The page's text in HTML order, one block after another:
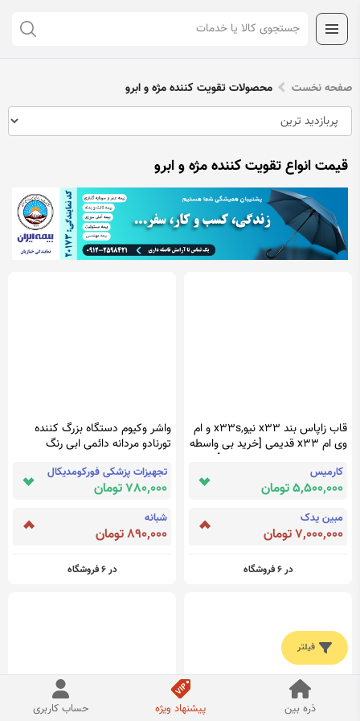
صفحه نخست محصولات تقویت کننده مژه و ابرو
قیمت انواع تقویت کننده مژه و ابرو
قاب زاپاس بند x33 نیو,x33s و ام
وی ام x33 قدیمی [خرید بی واسطه
از وارد کننده با قیمت مناسب]
کارمیس
5,500,000 تومان
مبین یدک
7,000,000 تومان
در 6 فروشگاه
واشر وکیوم دستگاه بزرگ کننده
تورنادو مردانه دائمی ابی رنگ
تجهیزات پزشکی فورکومدیکال
780,000 تومان
شبانه
890,000 تومان
در 6 فروشگاه
فیلتر
ذره بین پیشنهاد ویژه حساب کاربری